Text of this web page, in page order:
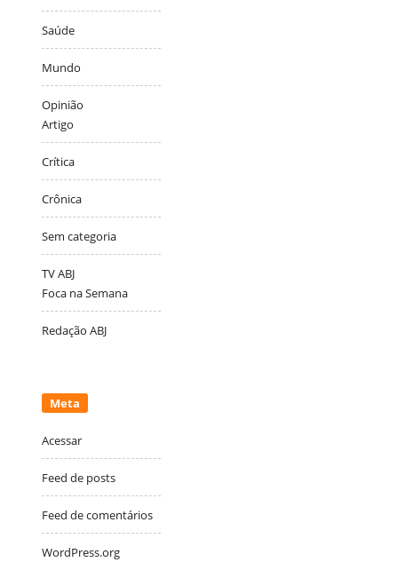
Saúde
Mundo
Opinião
Artigo
Crítica
Crônica
Sem categoria
TV ABJ
Foca na Semana
Redação ABJ
Meta
Acessar
Feed de posts
Feed de comentários
WordPress.org